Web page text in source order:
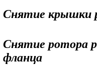
Снятие крышки
Снятие ротора
фланца